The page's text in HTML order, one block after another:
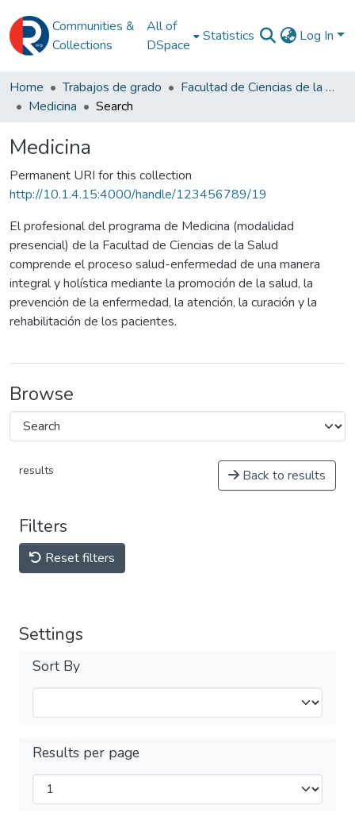
Communities &
Collections
All of
DSpace
Statistics Log In
Home Trabajos de grado
Facultad de Ciencias de la Salud
Medicina
Search
Medicina
Permanent URI for this collection
http://10.1.4.15:4000/handle/123456789/19
El profesional del programa de Medicina (modalidad
presencial) de la Facultad de Ciencias de la Salud
comprende el proceso salud-enfermedad de una manera
integral y holística mediante la promoción de la salud, la
prevención de la enfermedad, la atención, la curación y la
rehabilitación de los pacientes.
Browse
results Back to results
Filters
Reset filters
Settings
Sort By
Results per page